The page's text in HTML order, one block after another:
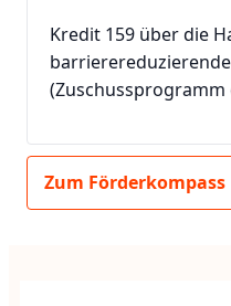
Kredit 159 über die
(Zuschussprogramm
Zum Förderkompass